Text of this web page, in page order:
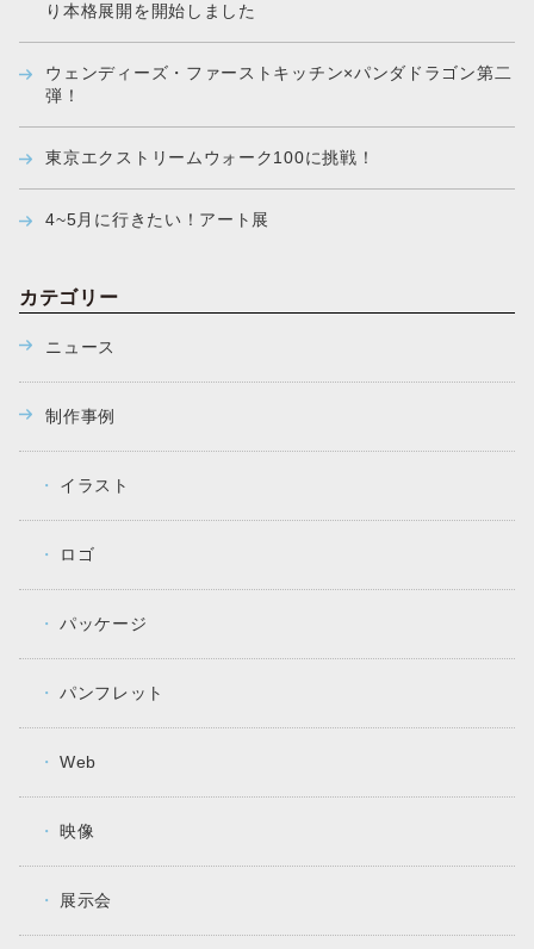
り本格展開を開始しました
ウェンディーズ・ファーストキッチン×パンダドラゴン第二
弾！
東京エクストリームウォーク100に挑戦！
4~5月に行きたい！アート展
カテゴリー
ニュース
制作事例
イラスト
ロゴ
パッケージ
パンフレット
Web
映像
展示会